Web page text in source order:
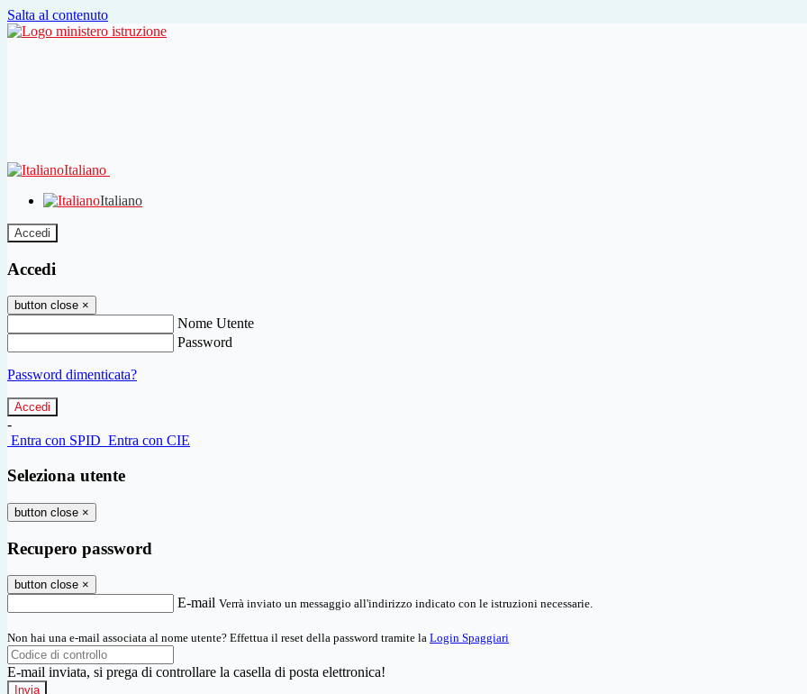
Salta al contenuto
Italiano
Italiano
Accedi
Accedi
button close ×
Nome Utente
Password
Password dimenticata?
-
Entra con SPID Entra con CIE
Seleziona utente
button close ×
Recupero password
button close ×
E-mail Verrà inviato un messaggio all'indirizzo indicato con le istruzioni necessarie.
Non hai una e-mail associata al nome utente? Effettua il reset della password tramite la Login Spaggiari
E-mail inviata, si prega di controllare la casella di posta elettronica!